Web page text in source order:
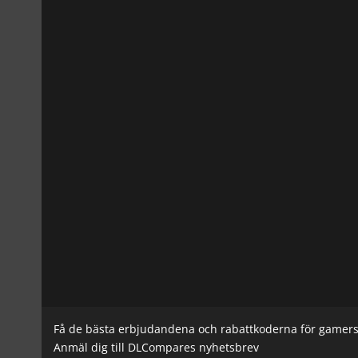
Få de bästa erbjudandena och rabattkoderna för gamers
Anmäl dig till DLCompares nyhetsbrev